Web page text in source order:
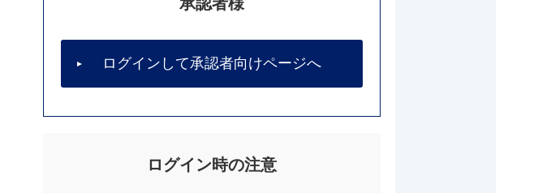
ログインして承認者向けページへ
ログイン時の注意